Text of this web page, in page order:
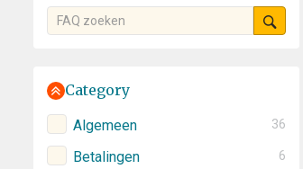
Category
Algemeen 36
Betalingen 6